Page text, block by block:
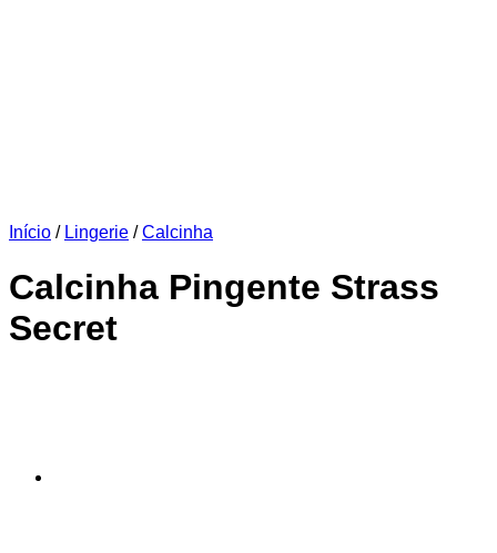
Início / Lingerie / Calcinha
Calcinha Pingente Strass
Secret